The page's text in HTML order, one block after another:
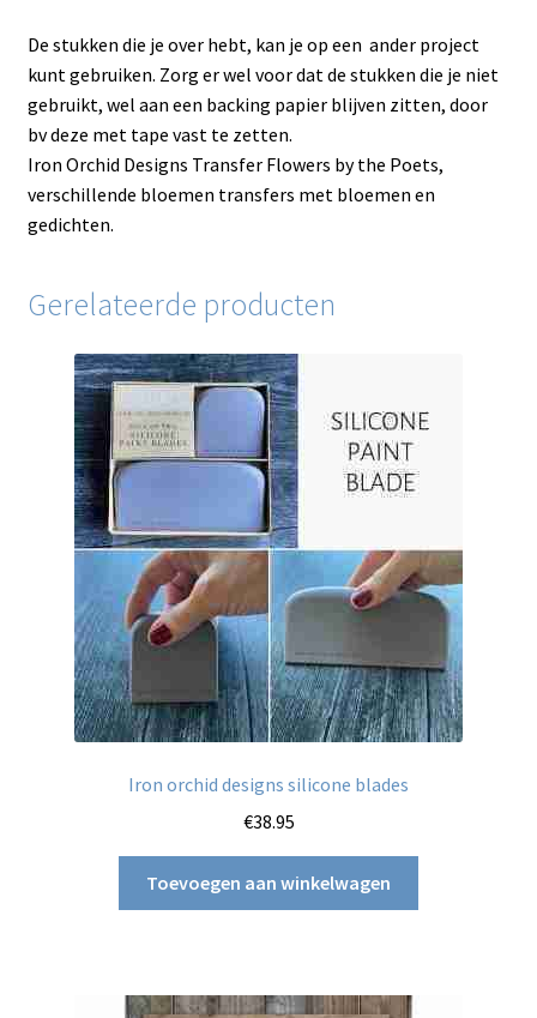
De stukken die je over hebt, kan je op een ander project
kunt gebruiken. Zorg er wel voor dat de stukken die je niet
gebruikt, wel aan een backing papier blijven zitten, door
bv deze met tape vast te zetten.
Iron Orchid Designs Transfer Flowers by the Poets,
verschillende bloemen transfers met bloemen en
gedichten.
Gerelateerde producten
Iron orchid designs silicone blades
€38.95
Toevoegen aan winkelwagen